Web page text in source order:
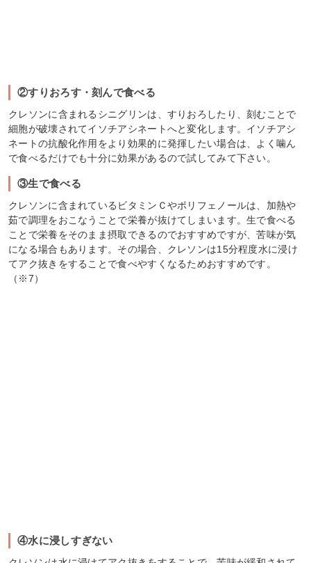
②すりおろす・刻んで食べる
クレソンに含まれるシニグリンは、すりおろしたり、刻むことで
細胞が破壊されてイソチアシネートへと変化します。イソチアシ
ネートの抗酸化作用をより効果的に発揮したい場合は、よく噛ん
で食べるだけでも十分に効果があるので試してみて下さい。
③生で食べる
クレソンに含まれているビタミンＣやポリフェノールは、加熱や
茹で調理をおこなうことで栄養が抜けてしまいます。生で食べる
ことで栄養をそのまま摂取できるのでおすすめですが、苦味が気
になる場合もあります。その場合、クレソンは15分程度水に浸け
てアク抜きをすることで食べやすくなるためおすすめです。
（※7）
④水に浸しすぎない